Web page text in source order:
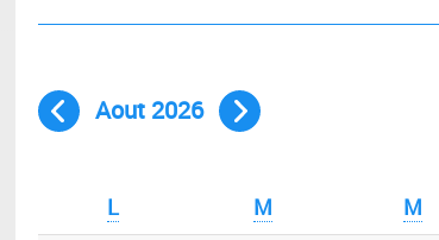
Mois précédent
Aout 2026
Mois suivant
L M M